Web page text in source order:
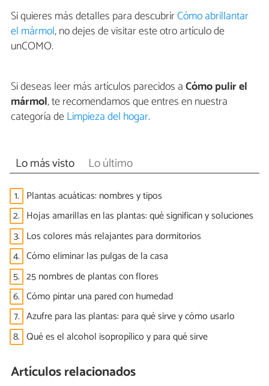
Si quieres más detalles para descubrirCómo abrillantar
el mármol, no dejes de visitar este otro artículo de
unCOMO.
Si deseas leer más artículos parecidos aCómo pulir el
mármol, te recomendamos que entres en nuestra
categoría deLimpieza del hogar.
Lo más visto Lo último
1. Plantas acuáticas: nombres y tipos
2. Hojas amarillas en las plantas: qué significan y soluciones
3. Los colores más relajantes para dormitorios
4. Cómo eliminar las pulgas de la casa
5. 25 nombres de plantas con flores
6. Cómo pintar una pared con humedad
7. Azufre para las plantas: para qué sirve y cómo usarlo
8. Qué es el alcohol isopropílico y para qué sirve
Artículos relacionados